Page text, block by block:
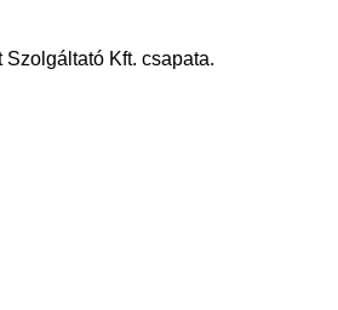
Kft. csapata.